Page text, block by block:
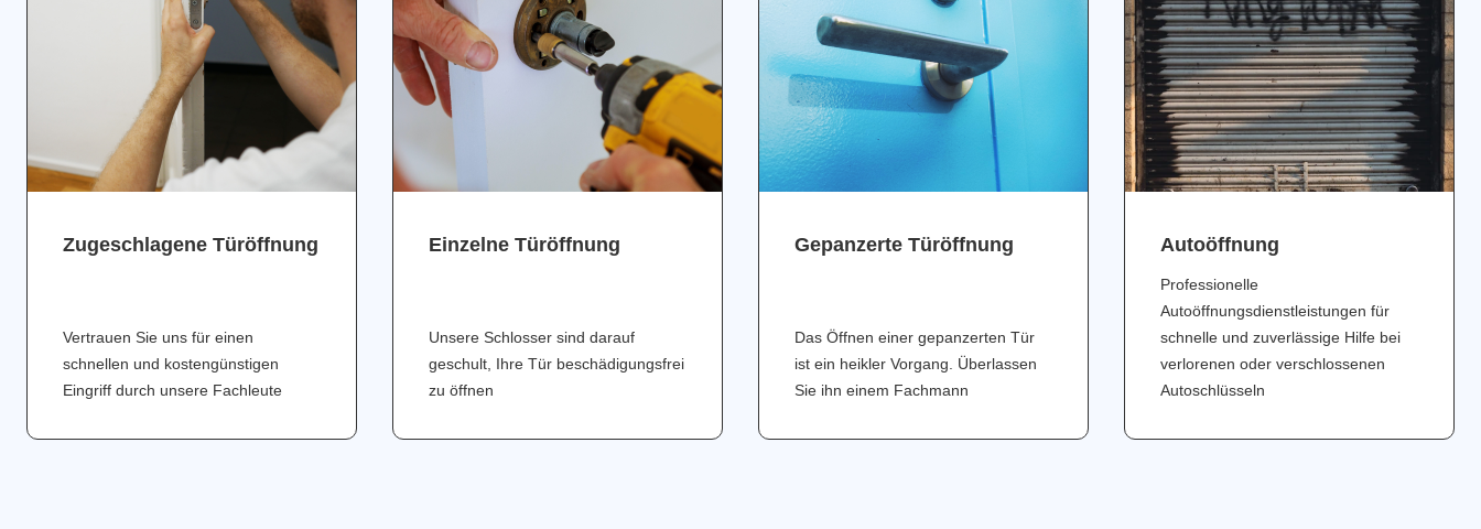
Zugeschlagene Türöffnung
Vertrauen Sie uns für einen
schnellen und kostengünstigen
Eingriff durch unsere Fachleute
Einzelne Türöffnung
Unsere Schlosser sind darauf
geschult, Ihre Tür beschädigungsfrei
zu öffnen
Gepanzerte Türöffnung
Das Öffnen einer gepanzerten Tür
ist ein heikler Vorgang. Überlassen
Sie ihn einem Fachmann
Аutoöffnung
Professionelle
Autoöffnungsdienstleistungen für
schnelle und zuverlässige Hilfe bei
verlorenen oder verschlossenen
Autoschlüsseln